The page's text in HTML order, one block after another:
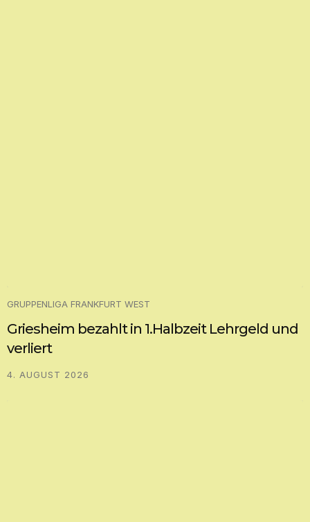
GRUPPENLIGA FRANKFURT WEST
Griesheim bezahlt in 1.Halbzeit Lehrgeld und
verliert
4. AUGUST 2026